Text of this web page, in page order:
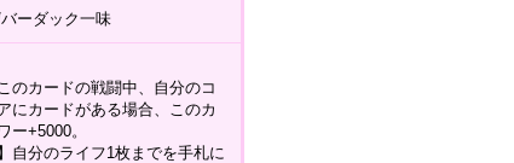
ーダック一味
のカードの戦闘中、自分のコ
にカードがある場合、このカ
ー+5000。
自分のライフ1枚までを手札に